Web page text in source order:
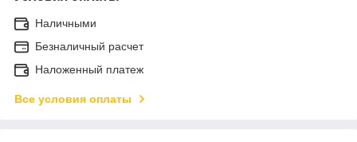
Наличными
Безналичный расчет
Наложенный платеж
Все условия оплаты